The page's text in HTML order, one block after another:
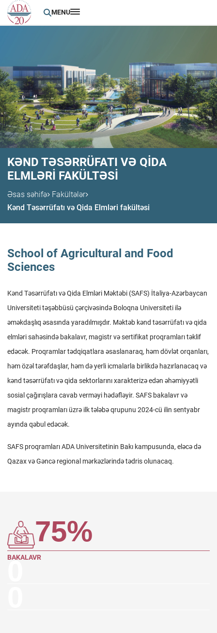
MENU
KƏND TƏSƏRRÜFATI VƏ QIDA
ELMLƏRI FAKÜLTƏSI
Əsas səhifə Fakültələr
Kənd Təsərrüfatı və Qida Elmləri fakültəsi
School of Agricultural and Food
Sciences
Kənd Təsərrüfatı və Qida Elmləri Məktəbi (SAFS) İtaliya-Azərbaycan
Universiteti təşəbbüsü çərçivəsində Boloqna Universiteti ilə
əməkdaşlıq əsasında yaradılmışdır. Məktəb kənd təsərrüfatı və qida
elmləri sahəsində bakalavr, magistr və sertifikat proqramları təklif
edəcək. Proqramlar tədqiqatlara əsaslanaraq, həm dövlət orqanları,
həm özəl tərəfdaşlar, həm də yerli icmalarla birlikdə hazırlanacaq və
kənd təsərrüfatı və qida sektorlarını xarakterizə edən əhəmiyyətli
sosial çağırışlara cavab verməyi hədəfləyir. SAFS bakalavr və
magistr proqramları üzrə ilk tələbə qrupunu 2024-cü ilin sentyabr
ayında qəbul edəcək.
SAFS proqramları ADA Universitetinin Bakı kampusunda, eləcə də
Qazax və Gəncə regional mərkəzlərində tədris olunacaq.
75%
BAKALAVR